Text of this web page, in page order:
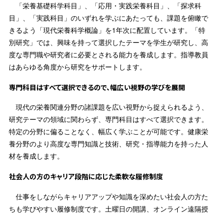
「栄養基礎科学科目」、「応用・実践栄養科目」、「探求科
目」、「実践科目」のいずれを学ぶにあたっても、課題を俯瞰で
きるよう「現代栄養科学概論」を1年次に配置しています。「特
別研究」では、興味を持って選択したテーマを学生が研究し、高
度な専門職や研究者に必要とされる能力を養成します。指導教員
はあらゆる角度から研究をサポートします。
専門科目はすべて選択できるので、幅広い視野の学びを展開
現代の栄養関連分野の諸課題を広い視野から捉えられるよう、
研究テーマの領域に関わらず、専門科目はすべて選択できます。
特定の分野に偏ることなく、幅広く学ぶことが可能です。健康栄
養分野のより高度な専門知識と技術、研究・指導能力を持った人
材を養成します。
社会人の方のキャリア段階に応じた柔軟な履修制度
仕事をしながらキャリアアップや知識を深めたい社会人の方た
ちも学びやすい履修制度です。土曜日の開講、オンライン遠隔授